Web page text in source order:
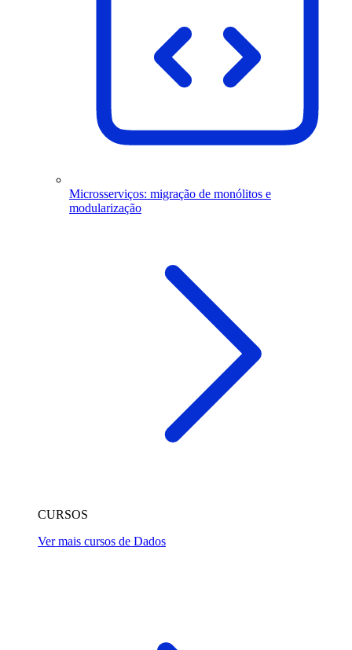
Microsserviços: migração de monólitos e
modularização
CURSOS
Ver mais cursos de Dados